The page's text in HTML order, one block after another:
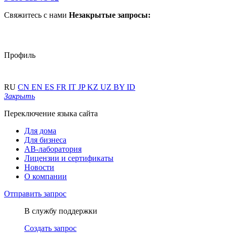
Свяжитесь с нами Незакрытые запросы:
Профиль
RU CN EN ES FR IT JPKZ UZ BY ID
Закрыть
Переключение языка сайта
Для дома
Для бизнеса
АВ-лаборатория
Лицензии и сертификаты
Новости
О компании
Отправить запрос
В службу поддержки
Создать запрос